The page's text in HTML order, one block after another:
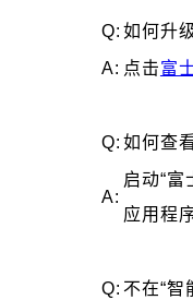
Q: 如何升
A: 点击富
Q: 如何查
A:
启动“富
应用程
Q: 不在“智